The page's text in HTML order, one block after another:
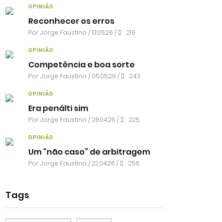
OPINIÃO
Reconhecer os erros
PorJorge Faustino / 13.05.26 / 219
OPINIÃO
Competência e boa sorte
PorJorge Faustino / 05.05.26 / 243
OPINIÃO
Era penálti sim
PorJorge Faustino / 28.04.26 / 225
OPINIÃO
Um “não caso” de arbitragem
PorJorge Faustino / 22.04.26 / 256
Tags